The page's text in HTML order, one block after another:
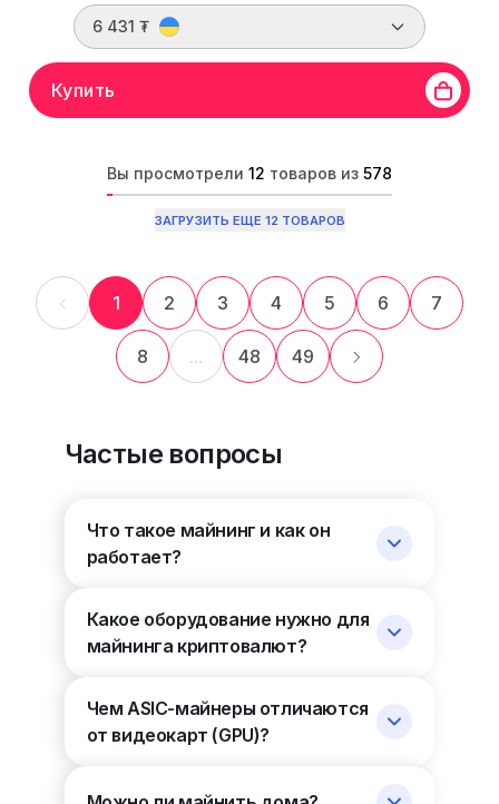
6 431 ₮
Купить
Вы просмотрели 12 товаров из 578
ЗАГРУЗИТЬ ЕЩЕ 12 ТОВАРОВ
1 2 3 4 5 6 7
8 ... 48 49
Частые вопросы
Что такое майнинг и как он
работает?
Какое оборудование нужно для
майнинга криптовалют?
Чем ASIC-майнеры отличаются
от видеокарт (GPU)?